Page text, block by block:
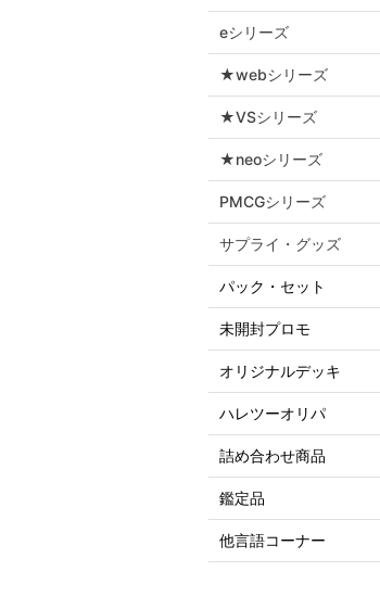
eシリーズ
★webシリーズ
★VSシリーズ
★neoシリーズ
PMCGシリーズ
サプライ・グッズ
パック・セット
未開封プロモ
オリジナルデッキ
ハレツーオリパ
詰め合わせ商品
鑑定品
他言語コーナー